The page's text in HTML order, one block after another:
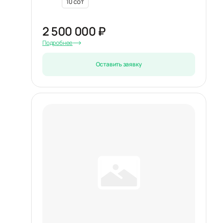
2 500 000 ₽
Подробнее
Оставить заявку